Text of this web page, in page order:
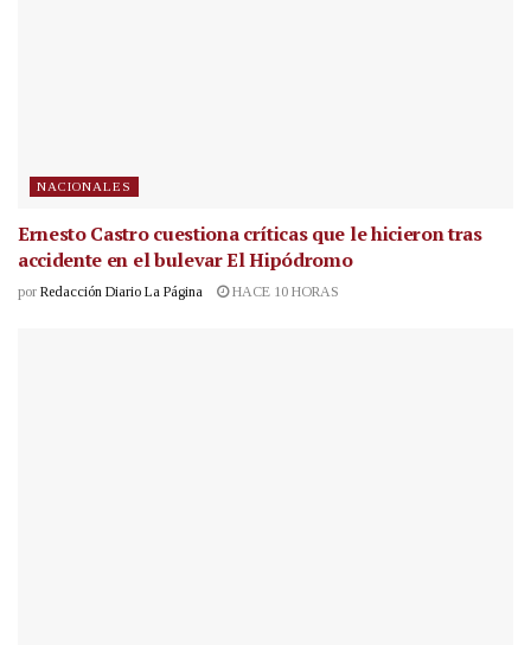
NACIONALES
Ernesto Castro cuestiona críticas que le hicieron tras
accidente en el bulevar El Hipódromo
por Redacción Diario La Página HACE 10 HORAS